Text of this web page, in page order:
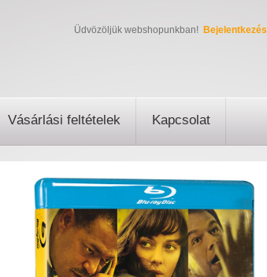
Üdvözöljük webshopunkban! Bejelentkezés
Vásárlási feltételek Kapcsolat